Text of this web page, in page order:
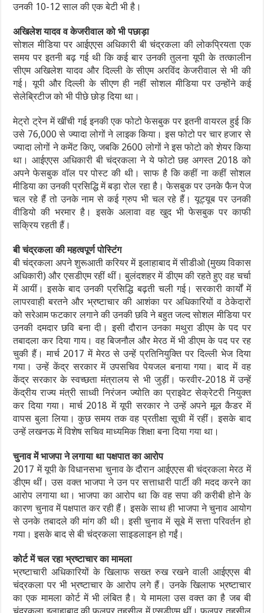
उनकी 10-12 साल की एक बेटी भी है।
अखिलेश यादव व केजरीवाल को भी पछाड़ा
सोशल मीडिया पर आईएएस अधिकारी बी चंद्रकला की लोकप्रियता एक
समय पर इतनी बढ़ गई थी कि कई बार उनकी तुलना यूपी के तत्कालीन
सीएम अखिलेश यादव और दिल्ली के सीएम अरविंद केजरीवाल से भी की
गई। यूपी और दिल्ली के सीएण ही नहीं सोशल मीडिया पर उन्होंने कई
सेलेब्रिटीज को भी पीछे छोड़ दिया था।
मेट्रो ट्रेन में खींची गई इनकी एक फोटो फेसबुक पर इतनी वायरल हुई कि
उसे 76,000 से ज्यादा लोगों ने लाइक किया। इस फोटो पर चार हजार से
ज्यादा लोगों ने कमेंट किए, जबकि 2600 लोगों ने इस फोटो को शेयर किया
था। आईएएस अधिकारी बी चंद्रकला ने ये फोटो छह अगस्त 2018 को
अपने फेसबुक वॉल पर पोस्ट की थी। साफ है कि कहीं ना कहीं सोशल
मीडिया का उनकी प्रसिद्धि में बड़ा रोल रहा है। फेसबुक पर उनके फैन पेज
चल रहे हैं तो उनके नाम से कई ग्रुप भी चल रहे हैं। यूट्यूब पर उनकी
वीडियो की भरमार है। इसके अलावा वह खुद भी फेसबुक पर काफी
सक्रिय रहती हैं।
बी चंद्रकला की महत्वपूर्ण पोस्टिंग
बी चंद्रकला अपने शुरूआती करियर में इलाहाबाद में सीडीओ (मुख्य विकास
अधिकारी) और एसडीएम रहीं थीं। बुलंदशहर में डीएम की रहते हुए वह चर्चा
में आयीं। इसके बाद उनकी प्रसिद्धि बढ़ती चली गई। सरकारी कार्यों में
लापरवाही बरतने और भ्रष्टाचार की आशंका पर अधिकारियों व ठेकेदारों
को सरेआम फटकार लगाने की उनकी छवि ने बहुत जल्द सोशल मीडिया पर
उनकी दमदार छवि बना दी। इसी दौरान उनका मथुरा डीएम के पद पर
तबादला कर दिया गाय। वह बिजनौल और मेरठ में भी डीएम के पद पर रह
चुकी हैं। मार्च 2017 में मेरठ से उन्हें प्रतिनियुक्ति पर दिल्ली भेज दिया
गया। उन्हें केंद्र सरकार में उपसचिव पेयजल बनाया गया। बाद में वह
केंद्र सरकार के स्वच्छता मंत्रालय से भी जुड़ीं। फरवीर-2018 में उन्हें
केंद्रीय राज्य मंत्री साध्वी निरंजन ज्योति का प्राइवेट सेक्रेटरी नियुक्त
कर दिया गया। मार्च 2018 में यूपी सरकार ने उन्हें अपने मूल कैडर में
वापस बुला लिया। कुछ समय तक वह प्रतीक्षा सूची में रहीं। इसके बाद
उन्हें लखनऊ में विशेष सचिव माध्यमिक शिक्षा बना दिया गया था।
चुनाव में भाजपा ने लगाया था पक्षपात का आरोप
2017 में यूपी के विधानसभा चुनाव के दौरान आईएएस बी चंद्रकला मेरठ में
डीएम थीं। उस वक्त भाजपा ने उन पर सत्ताधारी पार्टी की मदद करने का
आरोप लगाया था। भाजपा का आरोप था कि वह सपा की करीबी होने के
कारण चुनाव में पक्षपात कर रही हैं। इसके साथ ही भाजपा ने चुनाव आयोग
से उनके तबादले की मांग की थी। इसी चुनाव में सूबे में सत्ता परिवर्तन हो
गया। इसके बाद से बी चंद्रकला साइडलाइन हो गईं।
कोर्ट में चल रहा भ्रष्टाचार का मामला
भ्रष्टाचारी अधिकारियों के खिलाफ सख्त रुख रखने वाली आईएएस बी
चंद्रकला पर भी भ्रष्टाचार के आरोप लगे हैं। उनके खिलाफ भ्रष्टाचार
का एक मामला कोर्ट में भी लंबित है। ये मामला उस वक्त का है जब बी